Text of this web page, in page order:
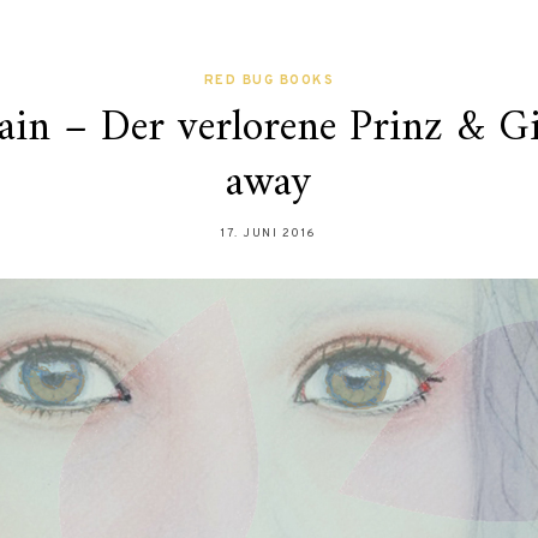
RED BUG BOOKS
– Der verlorene Prinz &
away
17. JUNI 2016